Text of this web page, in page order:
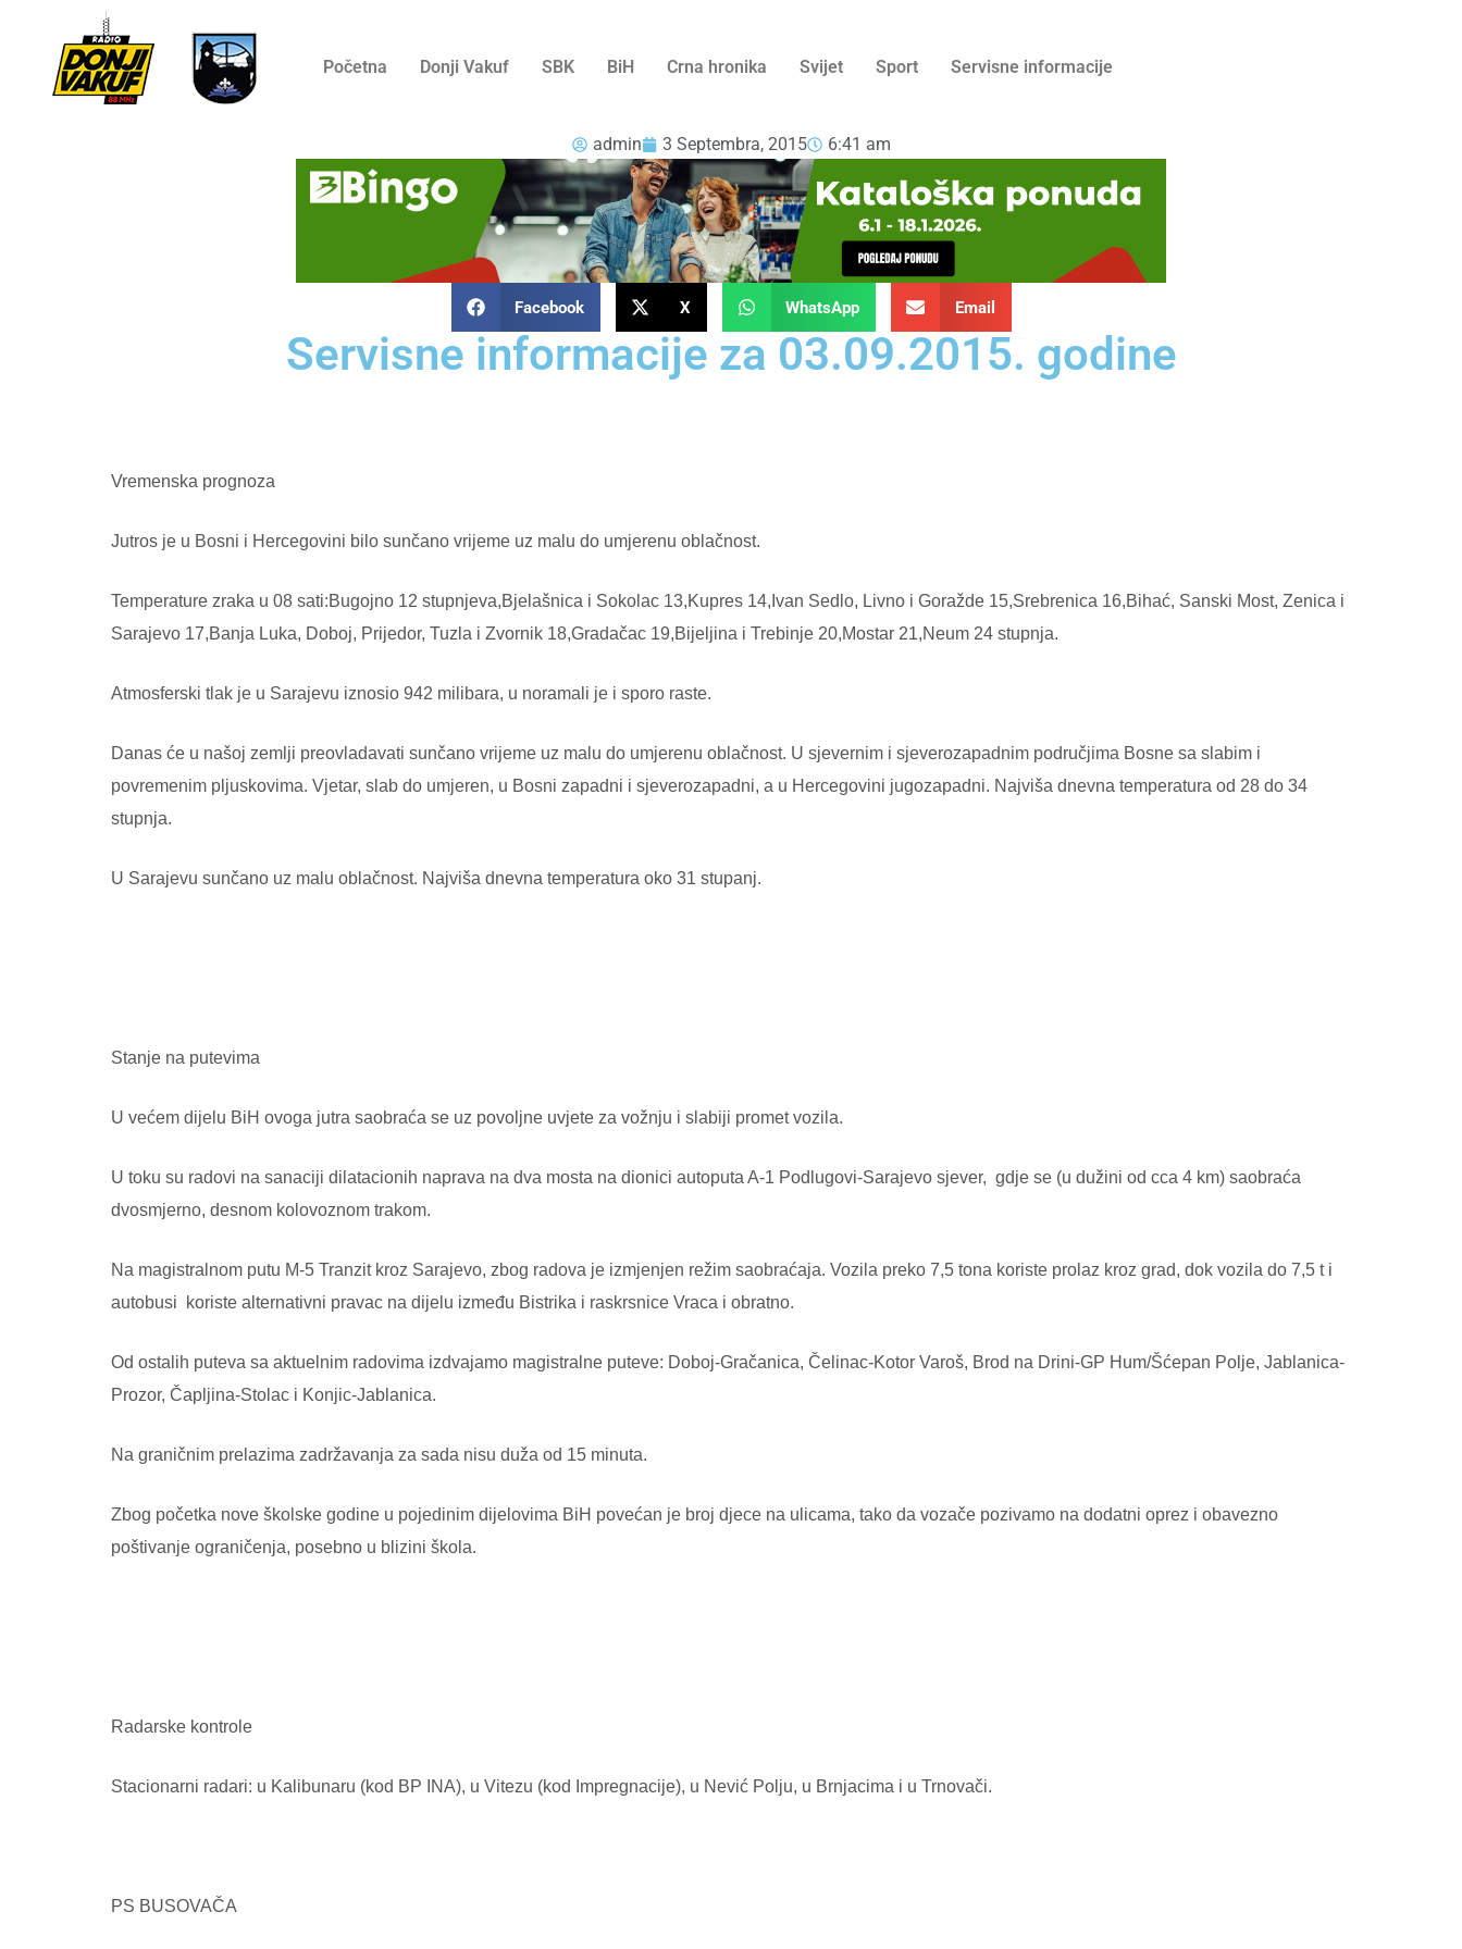
Početna Donji Vakuf SBK BiH Crna hronika Svijet Sport Servisne informacije
admin 3 Septembra, 2015 6:41 am
Facebook X WhatsApp Email
Servisne informacije za 03.09.2015. godine
Vremenska prognoza
Jutros je u Bosni i Hercegovini bilo sunčano vrijeme uz malu do umjerenu oblačnost.
Temperature zraka u 08 sati:Bugojno 12 stupnjeva,Bjelašnica i Sokolac 13,Kupres 14,Ivan Sedlo, Livno i Goražde 15,Srebrenica 16,Bihać, Sanski Most, Zenica i
Sarajevo 17,Banja Luka, Doboj, Prijedor, Tuzla i Zvornik 18,Gradačac 19,Bijeljina i Trebinje 20,Mostar 21,Neum 24 stupnja.
Atmosferski tlak je u Sarajevu iznosio 942 milibara, u noramali je i sporo raste.
Danas će u našoj zemlji preovladavati sunčano vrijeme uz malu do umjerenu oblačnost. U sjevernim i sjeverozapadnim područjima Bosne sa slabim i
povremenim pljuskovima. Vjetar, slab do umjeren, u Bosni zapadni i sjeverozapadni, a u Hercegovini jugozapadni. Najviša dnevna temperatura od 28 do 34
stupnja.
U Sarajevu sunčano uz malu oblačnost. Najviša dnevna temperatura oko 31 stupanj.
Stanje na putevima
U većem dijelu BiH ovoga jutra saobraća se uz povoljne uvjete za vožnju i slabiji promet vozila.
U toku su radovi na sanaciji dilatacionih naprava na dva mosta na dionici autoputa A-1 Podlugovi-Sarajevo sjever, gdje se (u dužini od cca 4 km) saobraća
dvosmjerno, desnom kolovoznom trakom.
Na magistralnom putu M-5 Tranzit kroz Sarajevo, zbog radova je izmjenjen režim saobraćaja. Vozila preko 7,5 tona koriste prolaz kroz grad, dok vozila do 7,5 t i
autobusi
koriste alternativni pravac na dijelu između Bistrika i raskrsnice Vraca i obratno.
Od ostalih puteva sa aktuelnim radovima izdvajamo magistralne puteve: Doboj-Gračanica, Čelinac-Kotor Varoš, Brod na Drini-GP Hum/Šćepan Polje, Jablanica-
Prozor, Čapljina-Stolac i Konjic-Jablanica.
Na graničnim prelazima zadržavanja za sada nisu duža od 15 minuta.
Zbog početka nove školske godine u pojedinim dijelovima BiH povećan je broj djece na ulicama, tako da vozače pozivamo na dodatni oprez i obavezno
poštivanje ograničenja, posebno u blizini škola.
Radarske kontrole
Stacionarni radari: u Kalibunaru (kod BP INA), u Vitezu (kod Impregnacije), u Nević Polju, u Brnjacima i u Trnovači.
PS BUSOVAČA